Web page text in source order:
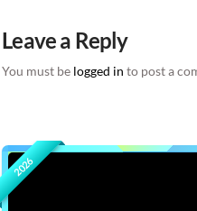
Leave a Reply
You must be logged in to post a
2026